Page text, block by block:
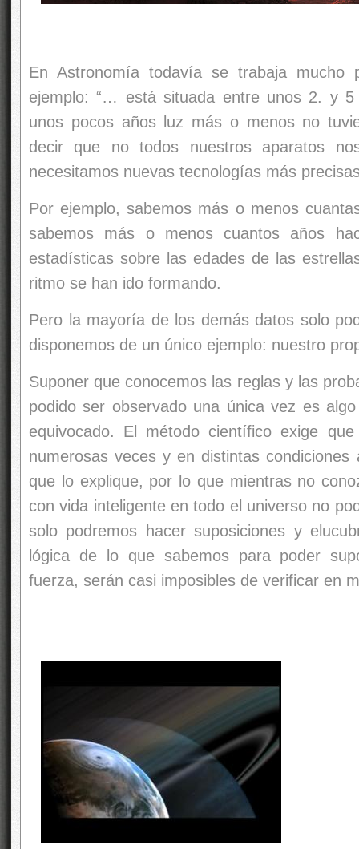
estadísticas sobre las edades de las
ritmo se han ido formando.
Pero la mayoría de los demás datos solo
disponemos de un único ejemplo: nuestro
Suponer que conocemos las reglas y las
podido ser observado una única vez es
equivocado. El método científico exige
numerosas veces y en distintas
con vida inteligente en todo el universo no
solo podremos hacer suposiciones y
lógica de lo que sabemos para poder
fuerza, serán casi imposibles de verificar en
Cuando se forma una estrella deja a su
que luego formarán los planetas al azar.
sale uno u otro. Esta es la probabilidad de
No obstante podemos abordar este
diferentes y ver a qué conclusiones nos